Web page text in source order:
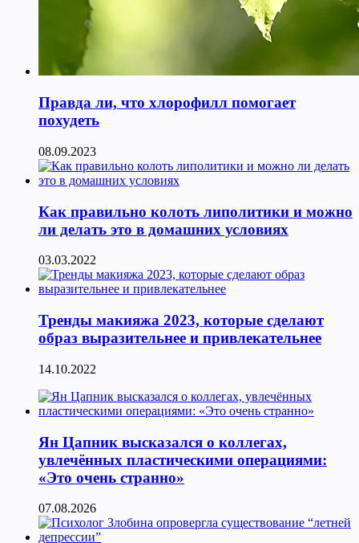
Правда ли, что хлорофилл помогает
похудеть
08.09.2023
Как правильно колоть липолитики и можно
ли делать это в домашних условиях
03.03.2022
Тренды макияжа 2023, которые сделают
образ выразительнее и привлекательнее
14.10.2022
Ян Цапник высказался о коллегах,
увлечённых пластическими операциями:
«Это очень странно»
07.08.2026